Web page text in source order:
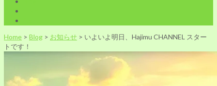
Home > Blog > お知らせ > いよいよ明日、Hajimu CHANNEL スター
トです！